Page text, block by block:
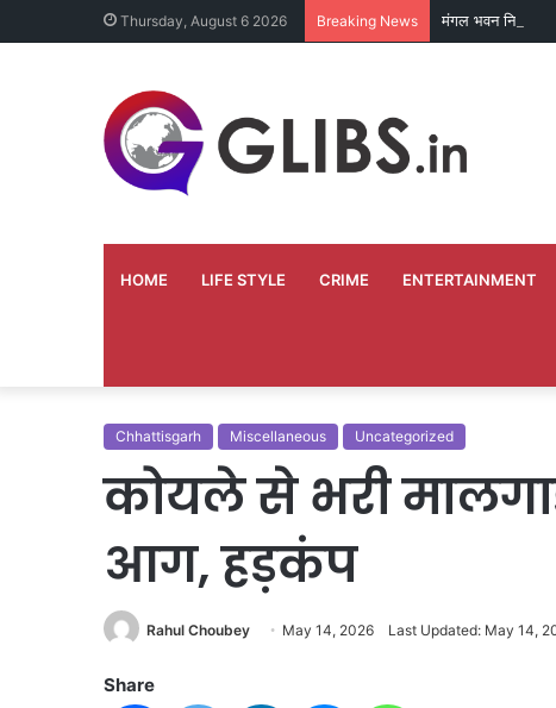
Thursday, August 6 2026 Breaking News मंगल भवन निर्माण
HOME LIFE STYLE CRIME ENTERTAINMENT
Chhattisgarh Miscellaneous Uncategorized
कोयले से भरी
आग, हड़कंप
Rahul Choubey May 14, 2026 Last Updated: May 14,
Share